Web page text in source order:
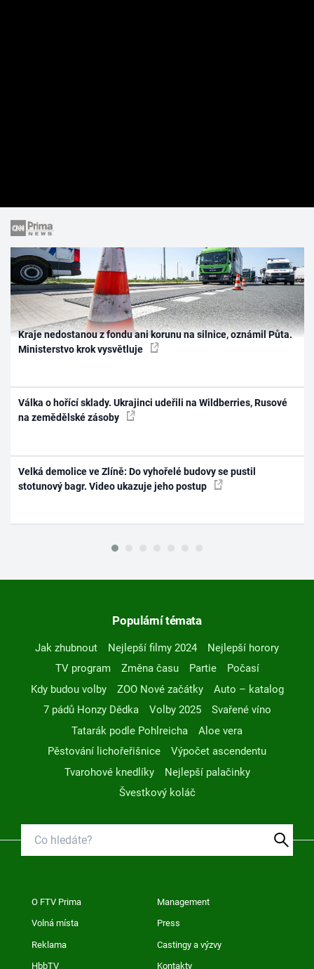
Kraje nedostanou z fondu ani korunu na silnice, oznámil Půta.
Ministerstvo krok vysvětluje
Válka o hořící sklady. Ukrajinci udeřili na Wildberries, Rusové
na zemědělské zásoby
Velká demolice ve Zlíně: Do vyhořelé budovy se pustil
stotunový bagr. Video ukazuje jeho postup
Populární témata
Jak zhubnout Nejlepší filmy 2024
Nejlepší horory
TV program
Změna času Partie
Počasí
Kdy budou volby
ZOO Nové začátky
Auto – katalog
7 pádů Honzy Dědka
Volby 2025
Svařené víno
Tatarák podle Pohlreicha
Aloe vera
Pěstování lichořeřišnice
Výpočet ascendentu
Tvarohové knedlíky
Nejlepší palačinky
Švestkový koláč
O FTV Prima Management
Volná místa Press
Reklama Castingy a výzvy
HbbTV Kontakty